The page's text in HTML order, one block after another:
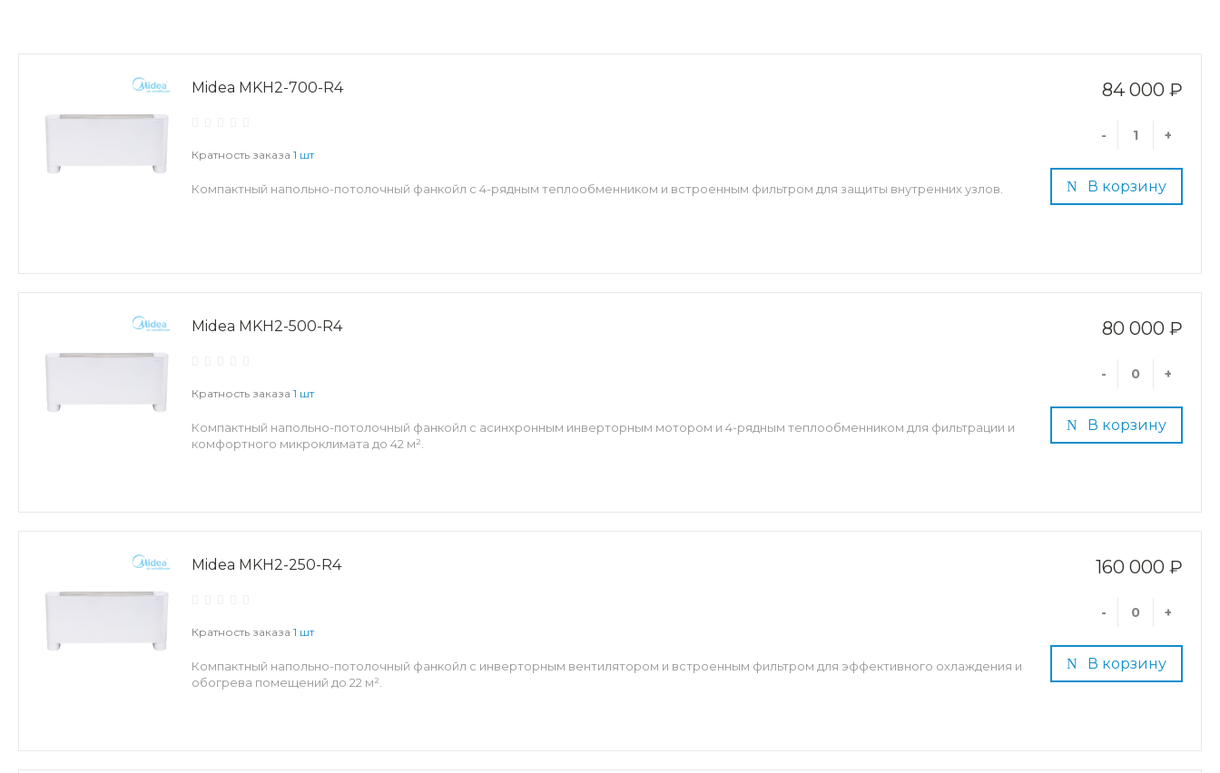
84 000 ₽
- +
В корзину
Midea MKH2-700-R4
Кратность заказа 1 шт
Компактный напольно-потолочный фанкойл с 4-рядным теплообменником и встроенным фильтром для защиты внутренних узлов.
80 000 ₽
- +
В корзину
Midea MKH2-500-R4
Кратность заказа 1 шт
Компактный напольно-потолочный фанкойл с асинхронным инверторным мотором и 4-рядным теплообменником для фильтрации и
комфортного микроклимата до 42 м².
160 000 ₽
- +
В корзину
Midea MKH2-250-R4
Кратность заказа 1 шт
Компактный напольно-потолочный фанкойл с инверторным вентилятором и встроенным фильтром для эффективного охлаждения и
обогрева помещений до 22 м².